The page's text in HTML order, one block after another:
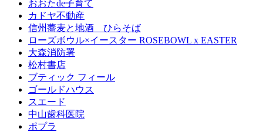
おおたde子育て
カドヤ不動産
信州蕎麦と地酒 ひらそば
ローズボウル×イースター ROSEBOWL x EASTER
大森消防署
松村書店
ブティック フィール
ゴールドハウス
スエード
中山歯科医院
ポプラ